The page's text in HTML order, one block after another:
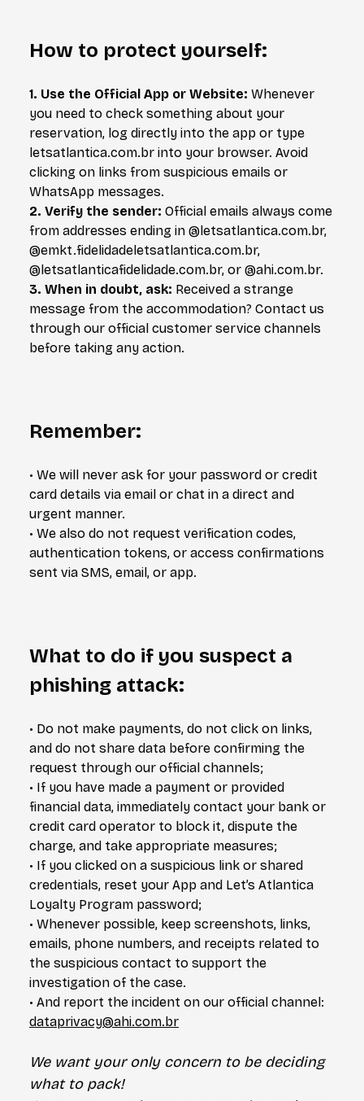
How to protect yourself:
1. Use the Official App or Website: Whenever
you need to check something about your
reservation, log directly into the app or type
letsatlantica.com.br into your browser. Avoid
clicking on links from suspicious emails or
WhatsApp messages.
2. Verify the sender: Official emails always come
from addresses ending in @letsatlantica.com.br,
@emkt.fidelidadeletsatlantica.com.br,
@letsatlanticafidelidade.com.br, or @ahi.com.br.
3. When in doubt, ask: Received a strange
message from the accommodation? Contact us
through our official customer service channels
before taking any action.
Remember:
• We will never ask for your password or credit
card details via email or chat in a direct and
urgent manner.
• We also do not request verification codes,
authentication tokens, or access confirmations
sent via SMS, email, or app.
What to do if you suspect a
phishing attack:
• Do not make payments, do not click on links,
and do not share data before confirming the
request through our official channels;
• If you have made a payment or provided
financial data, immediately contact your bank or
credit card operator to block it, dispute the
charge, and take appropriate measures;
• If you clicked on a suspicious link or shared
credentials, reset your App and Let’s Atlantica
Loyalty Program password;
• Whenever possible, keep screenshots, links,
emails, phone numbers, and receipts related to
the suspicious contact to support the
investigation of the case.
• And report the incident on our official channel:
dataprivacy@ahi.com.br
We want your only concern to be deciding
what to pack!